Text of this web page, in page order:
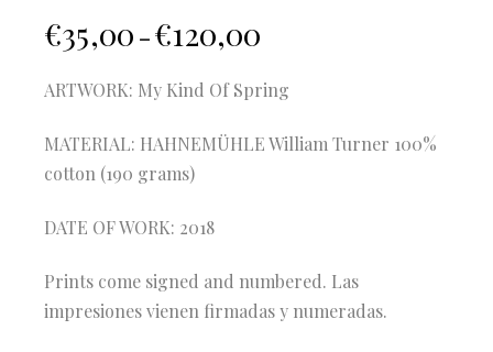
€35,00 – €120,00
ARTWORK: My Kind Of Spring
MATERIAL: HAHNEMÜHLE William Turner 100%
cotton (190 grams)
DATE OF WORK: 2018
Prints come signed and numbered. Las
impresiones vienen firmadas y numeradas.